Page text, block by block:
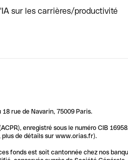
sur les carrières/productivité
rue de Navarin, 75009 Paris.
enregistré sous le numéro CIB
plus de détails sur www.orias.fr).
fonds est soit cantonnée chez nos